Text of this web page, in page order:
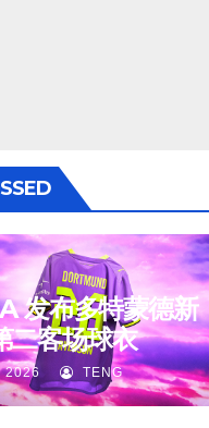
发布多特蒙德新
二客场球衣
2026 TENG